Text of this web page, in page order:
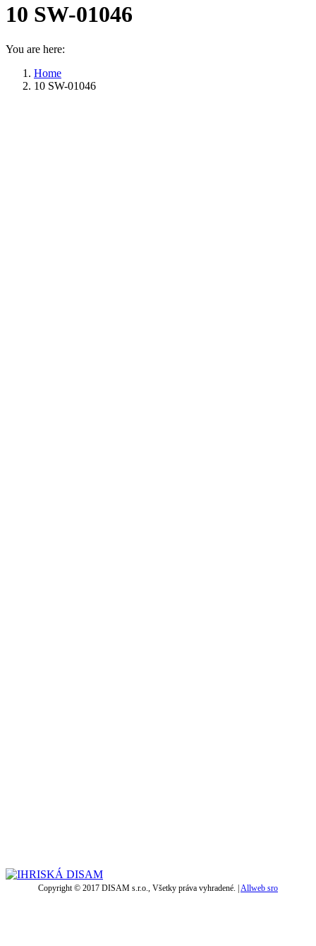
10 SW-01046
You are here:
Home
10 SW-01046
Copyright © 2017 DISAM s.r.o., Všetky práva vyhradené. |Allweb sro